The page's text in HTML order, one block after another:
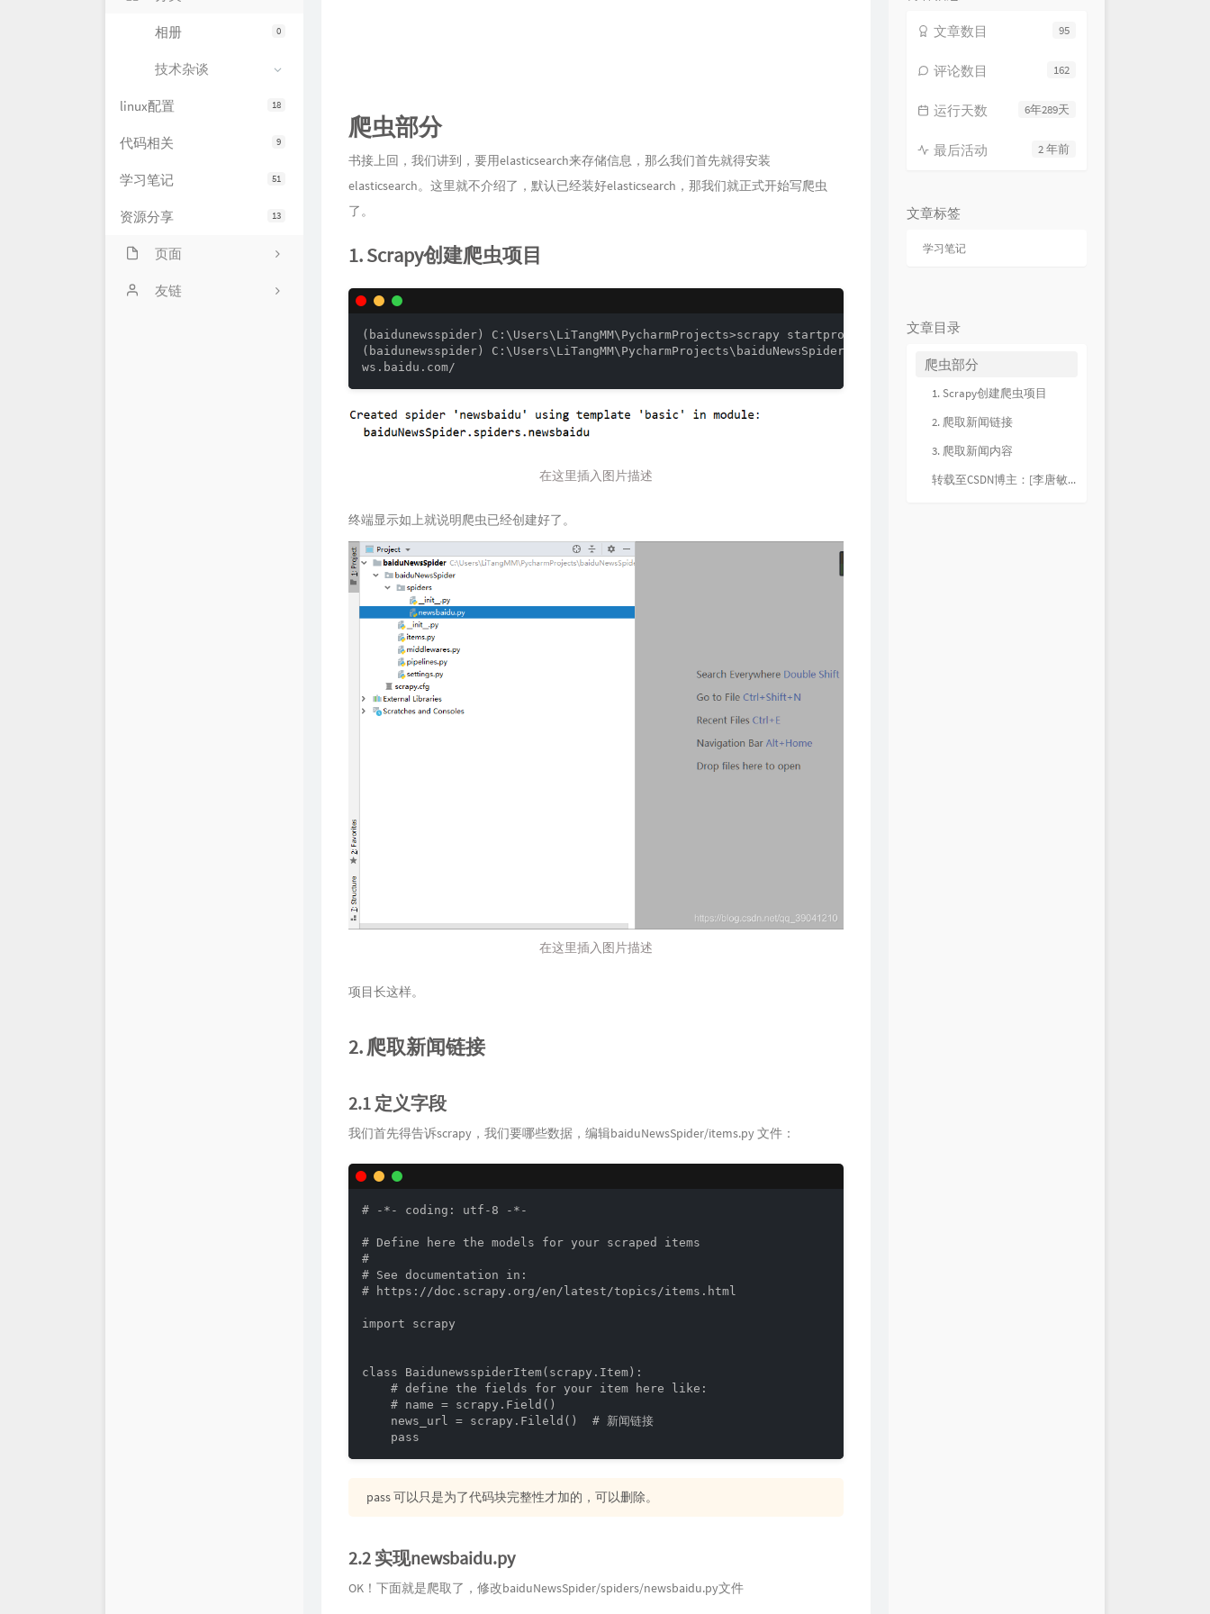
0
相册
技术杂谈
18
linux配置
9
代码相关
51
学习笔记
13
资源分享
页面
网站状态
友链
爬虫部分
书接上回，我们讲到，要用elasticsearch来存储信息，那么我们首先就得安装
elasticsearch。这里就不介绍了，默认已经装好elasticsearch，那我们就正式开始写爬虫
了。
1. Scrapy创建爬虫项目
(baidunewsspider) C:\Users\LiTangMM\PycharmProjects>scrapy startproject baiduNewsSpider
(baidunewsspider) C:\Users\LiTangMM\PycharmProjects\baiduNewsSpider>scrapy genspider newsbaidu http://ne
ws.baidu.com/
在这里插入图片描述
终端显示如上就说明爬虫已经创建好了。
在这里插入图片描述
项目长这样。
2. 爬取新闻链接
2.1 定义字段
我们首先得告诉scrapy，我们要哪些数据，编辑baiduNewsSpider/items.py 文件：
# -*- coding: utf-8 -*-
# Define here the models for your scraped items
#
# See documentation in:
# https://doc.scrapy.org/en/latest/topics/items.html
import scrapy
class BaidunewsspiderItem(scrapy.Item):
    # define the fields for your item here like:
    # name = scrapy.Field()
    news_url = scrapy.Fileld()  # 新闻链接
    pass
pass 可以只是为了代码块完整性才加的，可以删除。
2.2 实现newsbaidu.py
OK！下面就是爬取了，修改baiduNewsSpider/spiders/newsbaidu.py文件
95
文章数目
162
评论数目
6年289天
运行天数
2 年前
最后活动
文章标签
学习笔记
文章目录
爬虫部分
1. Scrapy创建爬虫项目
2. 爬取新闻链接
3. 爬取新闻内容
转载至CSDN博主：[李唐敏民]